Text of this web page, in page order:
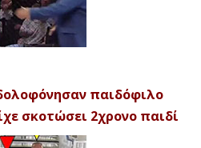
παιδόφιλο
σκοτώσει 2χρονο παιδί